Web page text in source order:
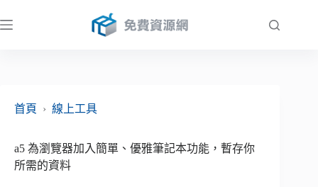
至
首頁
› 線上工具
a5 為瀏覽器加入簡單、優雅筆記本功能，暫存你
所需的資料